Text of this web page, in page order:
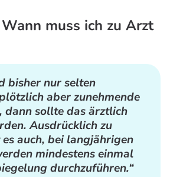
muss ich zu Arzt
bisher nur selten
aber zunehmende
dann sollte das ärztlich
Ausdrücklich zu
auch, bei langjährigen
mindestens einmal
durchzuführen.“